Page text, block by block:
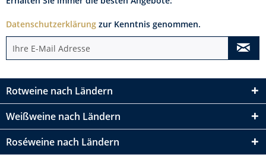
Datenschutzerklärung zur Kenntnis genommen.
Rotweine nach Ländern
Weißweine nach Ländern
Roséweine nach Ländern